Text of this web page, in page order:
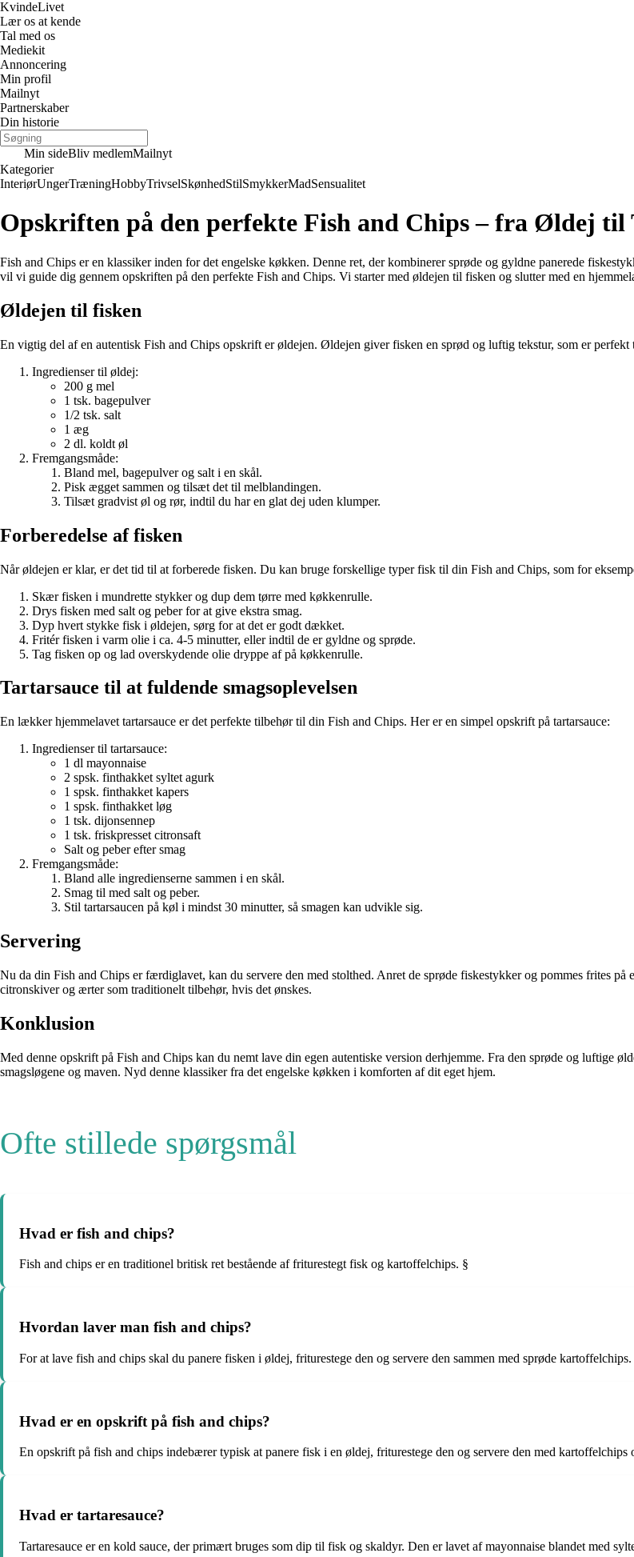
KvindeLivet
Lær os at kende
Tal med os
Mediekit
Annoncering
Min profil
Mailnyt
Partnerskaber
Din historie
Min sideBliv medlemMailnyt
Kategorier
InteriørUngerTræningHobbyTrivselSkønhedStilSmykkerMadSensualitet
Opskriften på den perfekte Fish and Chips – fra Øldej til
Fish and Chips er en klassiker inden for det engelske køkken. Denne ret, der kombinerer sprøde og gyldne panerede
vil vi guide dig gennem opskriften på den perfekte Fish and Chips. Vi starter med øldejen til fisken og slutter med en
Øldejen til fisken
En vigtig del af en autentisk Fish and Chips opskrift er øldejen. Øldejen giver fisken en sprød og luftig tekstur, som er
Ingredienser til øldej:
200 g mel
1 tsk. bagepulver
1/2 tsk. salt
1 æg
2 dl. koldt øl
Fremgangsmåde:
Bland mel, bagepulver og salt i en skål.
Pisk ægget sammen og tilsæt det til melblandingen.
Tilsæt gradvist øl og rør, indtil du har en glat dej uden klumper.
Forberedelse af fisken
Når øldejen er klar, er det tid til at forberede fisken. Du kan bruge forskellige typer fisk til din Fish and Chips, som for
Skær fisken i mundrette stykker og dup dem tørre med køkkenrulle.
Drys fisken med salt og peber for at give ekstra smag.
Dyp hvert stykke fisk i øldejen, sørg for at det er godt dækket.
Fritér fisken i varm olie i ca. 4-5 minutter, eller indtil de er gyldne og sprøde.
Tag fisken op og lad overskydende olie dryppe af på køkkenrulle.
Tartarsauce til at fuldende smagsoplevelsen
En lækker hjemmelavet tartarsauce er det perfekte tilbehør til din Fish and Chips. Her er en simpel opskrift på tartarsauce:
Ingredienser til tartarsauce:
1 dl mayonnaise
2 spsk. finthakket syltet agurk
1 spsk. finthakket kapers
1 spsk. finthakket løg
1 tsk. dijonsennep
1 tsk. friskpresset citronsaft
Salt og peber efter smag
Fremgangsmåde:
Bland alle ingredienserne sammen i en skål.
Smag til med salt og peber.
Stil tartarsaucen på køl i mindst 30 minutter, så smagen kan udvikle sig.
Servering
Nu da din Fish and Chips er færdiglavet, kan du servere den med stolthed. Anret de sprøde fiskestykker og pommes frites
citronskiver og ærter som traditionelt tilbehør, hvis det ønskes.
Konklusion
Med denne opskrift på Fish and Chips kan du nemt lave din egen autentiske version derhjemme. Fra den sprøde og luftige
smagsløgene og maven. Nyd denne klassiker fra det engelske køkken i komforten af dit eget hjem.
Ofte stillede spørgsmål
Hvad er fish and chips?
Fish and chips er en traditionel britisk ret bestående af friturestegt fisk og kartoffelchips. §
Hvordan laver man fish and chips?
For at lave fish and chips skal du panere fisken i øldej, friturestege den og servere den sammen med sprøde kartoffelchips.
Hvad er en opskrift på fish and chips?
En opskrift på fish and chips indebærer typisk at panere fisk i en øldej, friturestege den og servere den med kartoffelchips
Hvad er tartaresauce?
Tartaresauce er en kold sauce, der primært bruges som dip til fisk og skaldyr. Den er lavet af mayonnaise blandet med